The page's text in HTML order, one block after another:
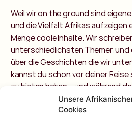
Unsere
Cookies
Weil wir on the ground sind
und die Vielfalt Afrikas aufzeigen
Menge coole Inhalte. Wir
unterschiedlichsten Themen und
über die Geschichten die wir
kannst du schon vor deiner Reise
zu bieten haben – und während
du Teil dieser Content Story.